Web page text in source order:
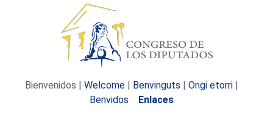
Bienvenidos | Welcome | Benvinguts | Ongi etorri |
Benvidos
Enlaces